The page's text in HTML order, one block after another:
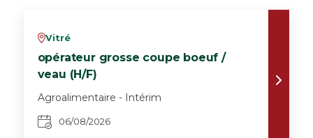
vVitré
opérateur grosse coupe boeuf /
veau (H/F)
Agroalimentaire - Intérim
06/08/2026